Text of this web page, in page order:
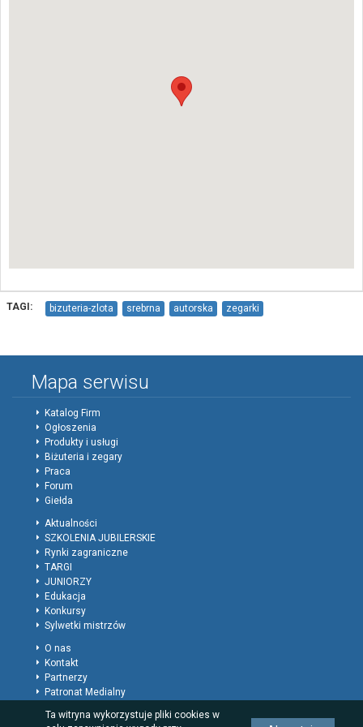
TAGI: bizuteria-zlota srebrna autorska zegarki
Mapa serwisu
Katalog Firm
Ogłoszenia
Produkty i usługi
Biżuteria i zegary
Praca
Forum
Giełda
Aktualności
SZKOLENIA JUBILERSKIE
Rynki zagraniczne
TARGI
JUNIORZY
Edukacja
Konkursy
Sylwetki mistrzów
O nas
Kontakt
Partnerzy
Patronat Medialny
Regulamin
Ta witryna wykorzystuje pliki cookies w